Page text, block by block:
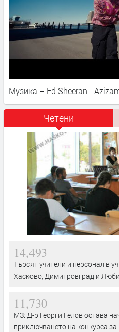
Музика – Ed Sheeran -
Четени
14,493
Търсят учители и персонал в
Хасково, Димитровград и
11,730
МЗ: Д-р Георги Гелов остава
приключването на конкурса